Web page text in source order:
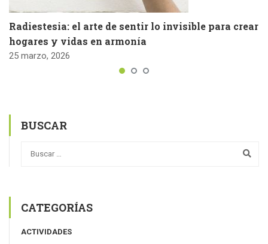
Radiestesia: el arte de sentir lo invisible para crear
hogares y vidas en armonía
25 marzo, 2026
BUSCAR
CATEGORÍAS
ACTIVIDADES